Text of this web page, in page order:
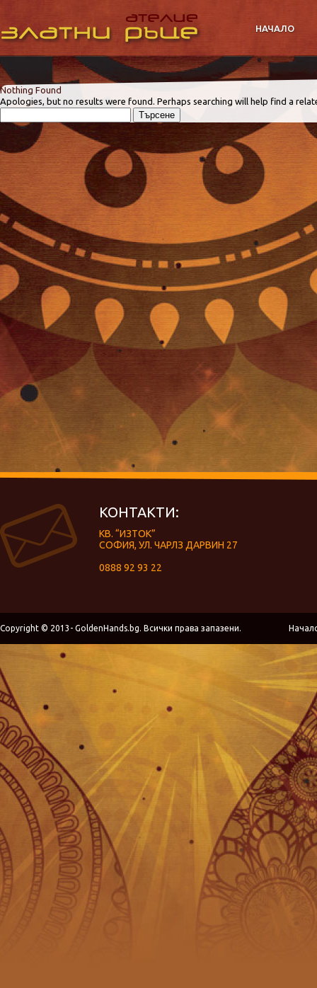
НАЧАЛО
Nothing Found
Apologies, but no results were found. Perhaps searching will help find a
за:
КОНТАКТИ:
КВ. “ИЗТОК”
СОФИЯ, УЛ. ЧАРЛЗ ДАРВИН 27
0888 92 93 22
Copyright © 2013- GoldenHands.bg. Всички права запазени.